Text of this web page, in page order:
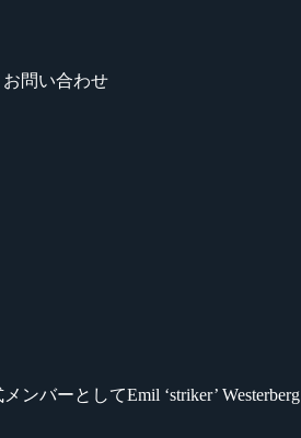
お問い合わせ
バーとしてEmil ‘striker’